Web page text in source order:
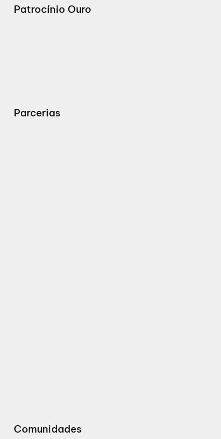
Patrocínio Ouro
Parcerias
Comunidades